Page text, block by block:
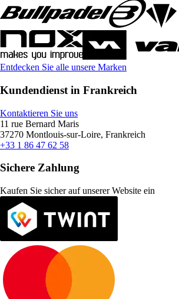
Entdecken Sie alle unsere Marken
Kundendienst in Frankreich
Kontaktieren Sie uns
11 rue Bernard Maris
37270 Montlouis-sur-Loire, Frankreich
+33 1 86 47 62 58
Sichere Zahlung
Kaufen Sie sicher auf unserer Website ein